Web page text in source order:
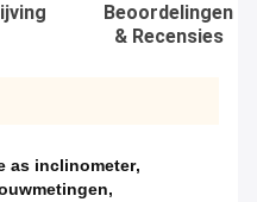
Beoordelingen
& Recensies
as inclinometer,
,